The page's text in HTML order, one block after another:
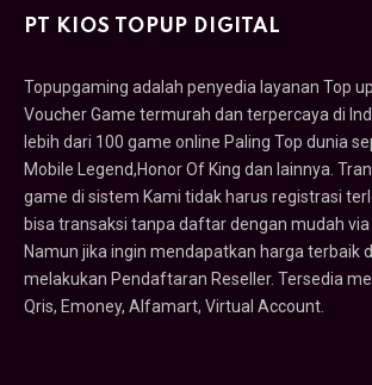
PT KIOS TOPUP DIGITAL
Topupgaming adalah penyedia layanan Top
Voucher Game termurah dan terpercaya di
lebih dari 100 game online Paling Top dunia
Mobile Legend,Honor Of King dan lainnya.
game di sistem Kami tidak harus registrasi
bisa transaksi tanpa daftar dengan mudah via
Namun jika ingin mendapatkan harga terbaik
melakukan Pendaftaran Reseller. Tersedia
Qris, Emoney, Alfamart, Virtual Account.